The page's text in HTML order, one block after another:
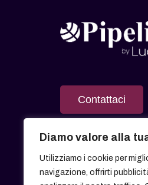
Diamo valore alla
Utilizziamo i cookie per
navigazione, offrirti
Contattaci